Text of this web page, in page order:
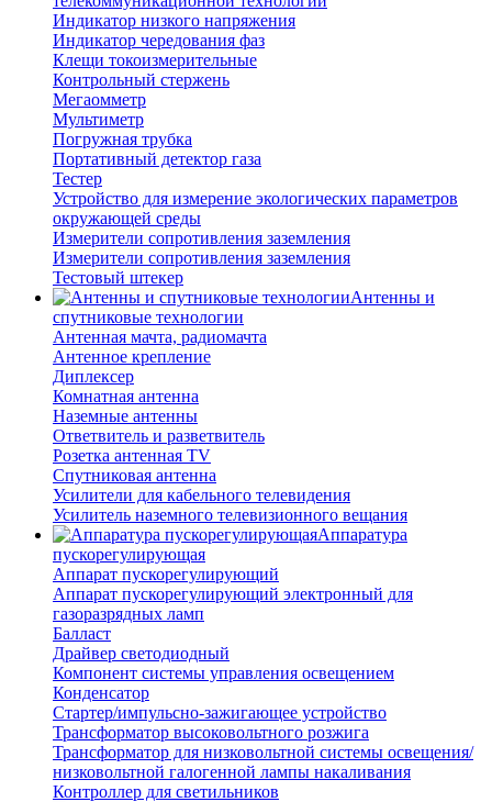
Индикатор низкого напряжения
Индикатор чередования фаз
Клещи токоизмерительные
Контрольный стержень
Мегаомметр
Мультиметр
Погружная трубка
Портативный детектор газа
Тестер
Устройство для измерение экологических параметров
окружающей среды
Измерители сопротивления заземления
Измерители сопротивления заземления
Тестовый штекер
Антенны и
спутниковые технологии
Антенная мачта, радиомачта
Антенное крепление
Диплексер
Комнатная антенна
Наземные антенны
Ответвитель и разветвитель
Розетка антенная TV
Спутниковая антенна
Усилители для кабельного телевидения
Усилитель наземного телевизионного вещания
Аппаратура
пускорегулирующая
Аппарат пускорегулирующий
Аппарат пускорегулирующий электронный для
газоразрядных ламп
Балласт
Драйвер светодиодный
Компонент системы управления освещением
Конденсатор
Стартер/импульсно-зажигающее устройство
Трансформатор высоковольтного розжига
Трансформатор для низковольтной системы освещения/
низковольтной галогенной лампы накаливания
Контроллер для светильников